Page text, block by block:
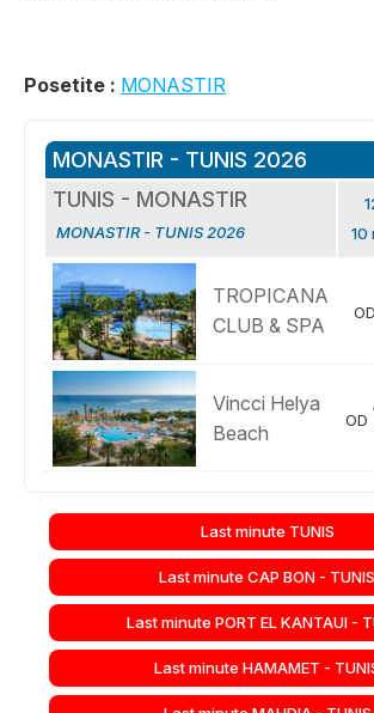
Posetite : MONASTIR
MONASTIR - TUNIS 2026
TUNIS - MONASTIR
MONASTIR - TUNIS 2026
10
TROPICANA
CLUB & SPA
OD
Vincci Helya
Beach
OD
Last minute TUNIS
Last minute CAP BON - TUNIS
Last minute PORT EL KANTAUI -
Last minute HAMAMET -